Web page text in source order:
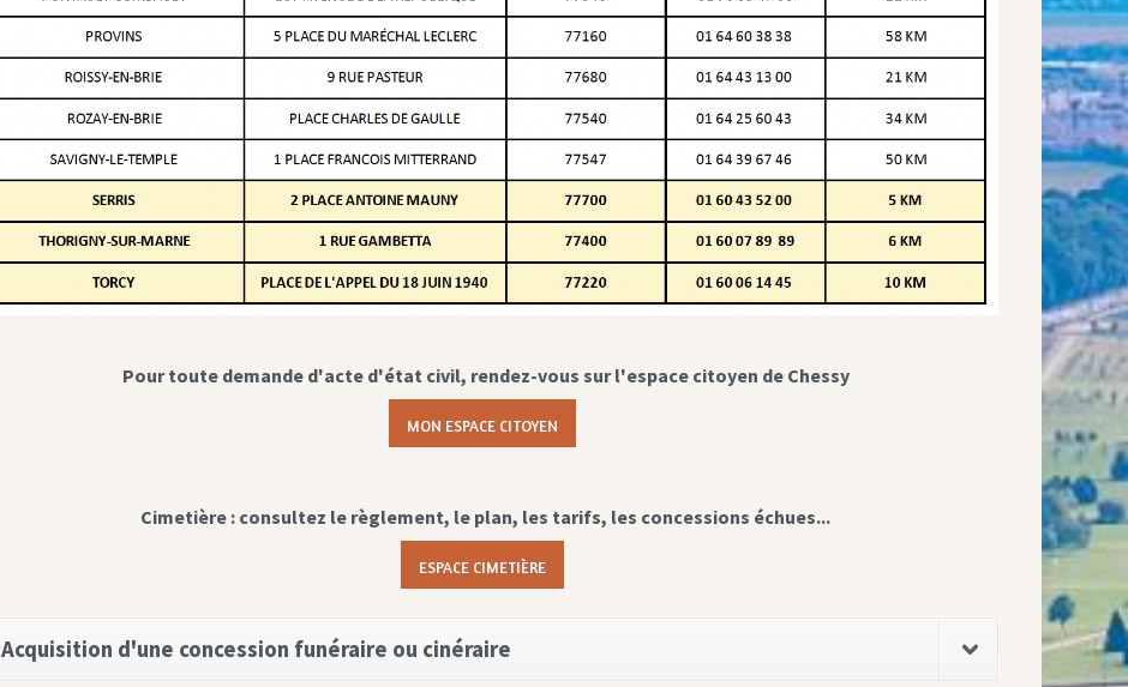
Pour toute demande d'acte d'état civil, rendez-vous sur l'espace citoyen de Chessy
MON ESPACE CITOYEN
Cimetière : consultez le règlement, le plan, les tarifs, les concessions échues...
ESPACE CIMETIÈRE
Acquisition d'une concession funéraire ou cinéraire